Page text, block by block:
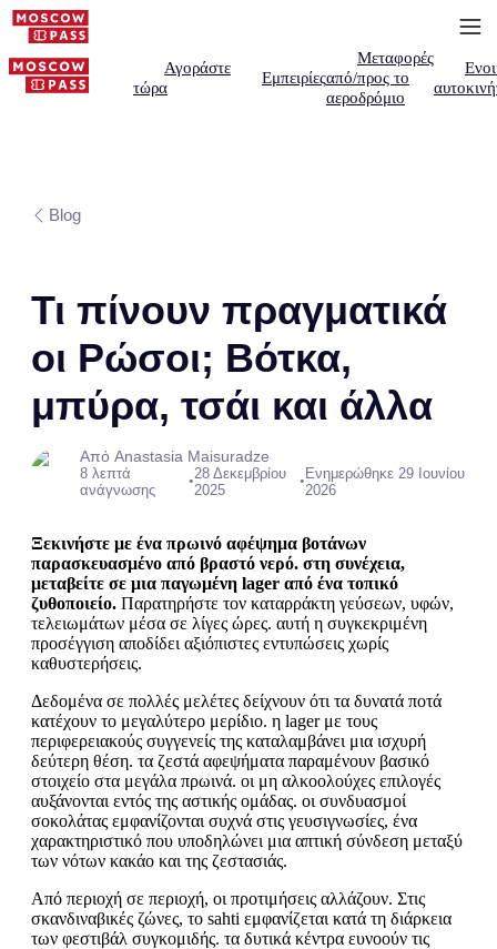
Αγοράστε
τώρα
Εμπειρίες
Μεταφορές
από/προς το
αεροδρόμιο
Blog
Τι πίνουν πραγματικά
οι Ρώσοι; Βότκα,
μπύρα, τσάι και άλλα
Από Anastasia Maisuradze
8 λεπτά
ανάγνωσης
•28 Δεκεμβρίου
2025
• Ενημερώθηκε 29 Ιουνίου
2026
Ξεκινήστε με ένα πρωινό αφέψημα βοτάνων
παρασκευασμένο από βραστό νερό. στη συνέχεια,
μεταβείτε σε μια παγωμένη lager από ένα τοπικό
ζυθοποιείο. Παρατηρήστε τον καταρράκτη γεύσεων, υφών,
τελειωμάτων μέσα σε λίγες ώρες. αυτή η συγκεκριμένη
προσέγγιση αποδίδει αξιόπιστες εντυπώσεις χωρίς
καθυστερήσεις.
Δεδομένα σε πολλές μελέτες δείχνουν ότι τα δυνατά ποτά
κατέχουν το μεγαλύτερο μερίδιο. η lager με τους
περιφερειακούς συγγενείς της καταλαμβάνει μια ισχυρή
δεύτερη θέση. τα ζεστά αφεψήματα παραμένουν βασικό
στοιχείο στα μεγάλα πρωινά. οι μη αλκοολούχες επιλογές
αυξάνονται εντός της αστικής ομάδας. οι συνδυασμοί
σοκολάτας εμφανίζονται συχνά στις γευσιγνωσίες, ένα
χαρακτηριστικό που υποδηλώνει μια απτική σύνδεση μεταξύ
των νότων κακάο και της ζεστασιάς.
Από περιοχή σε περιοχή, οι προτιμήσεις αλλάζουν. Στις
σκανδιναβικές ζώνες, το sahti εμφανίζεται κατά τη διάρκεια
των φεστιβάλ συγκομιδής. τα δυτικά κέντρα ευνοούν τις